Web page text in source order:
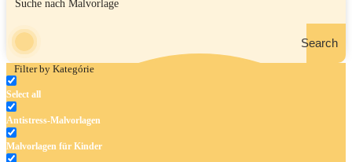
Search
Filter by Kategórie
Select all
Antistress-Malvorlagen
Malvorlagen für Kinder